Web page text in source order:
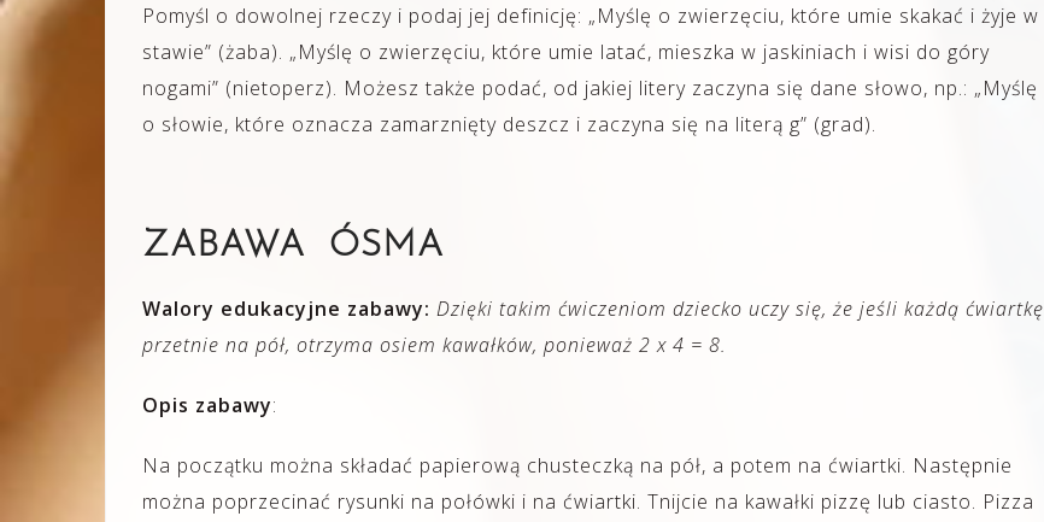
Pomyśl o dowolnej rzeczy i podaj jej definicję: „Myślę o zwierzęciu, które umie skakać i żyje w
stawie” (żaba). „Myślę o zwierzęciu, które umie latać, mieszka w jaskiniach i wisi do góry
nogami” (nietoperz). Możesz także podać, od jakiej litery zaczyna się dane słowo, np.: „Myślę
o słowie, które oznacza zamarznięty deszcz i zaczyna się na literą g” (grad).
ZABAWA ÓSMA
Walory edukacyjne zabawy: Dzięki takim ćwiczeniom dziecko uczy się, że jeśli każdą ćwiartkę
przetnie na pół, otrzyma osiem kawałków, ponieważ 2 x 4 = 8.
Opis zabawy:
Na początku można składać papierową chusteczką na pół, a potem na ćwiartki. Następnie
można poprzecinać rysunki na połówki i na ćwiartki. Tnijcie na kawałki pizzę lub ciasto. Pizza